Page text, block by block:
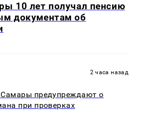
10 лет получал пенсию
документам об
2 часа назад
Самары предупреждают о
при проверках